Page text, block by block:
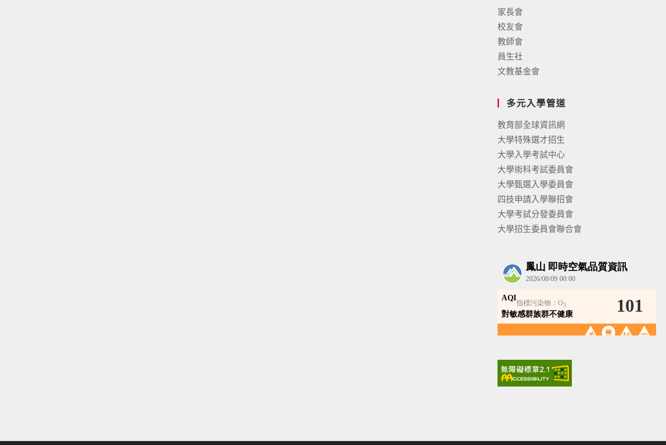
家長會
校友會
教師會
員生社
文教基金會
多元入學管道
教育部全球資訊網
大學特殊選才招生
大學入學考試中心
大學術科考試委員會
大學甄選入學委員會
四技申請入學聯招會
大學考試分發委員會
大學招生委員會聯合會